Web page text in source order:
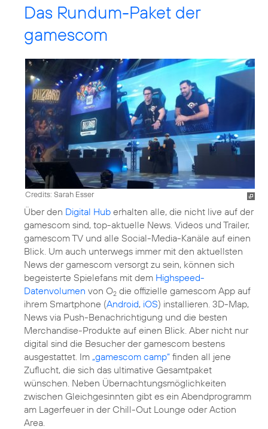
Das Rundum-Paket der
gamescom
Credits: Sarah Esser
Über den Digital Hub erhalten alle, die nicht live auf der
gamescom sind, top-aktuelle News. Videos und Trailer,
gamescom TV und alle Social-Media-Kanäle auf einen
Blick. Um auch unterwegs immer mit den aktuellsten
News der gamescom versorgt zu sein, können sich
begeisterte Spielefans mit dem Highspeed-
Datenvolumen von O2 die offizielle gamescom App auf
ihrem Smartphone (Android, iOS) installieren. 3D-Map,
News via Push-Benachrichtigung und die besten
Merchandise-Produkte auf einen Blick. Aber nicht nur
digital sind die Besucher der gamescom bestens
ausgestattet. Im „gamescom camp“ finden all jene
Zuflucht, die sich das ultimative Gesamtpaket
wünschen. Neben Übernachtungsmöglichkeiten
zwischen Gleichgesinnten gibt es ein Abendprogramm
am Lagerfeuer in der Chill-Out Lounge oder Action
Area.